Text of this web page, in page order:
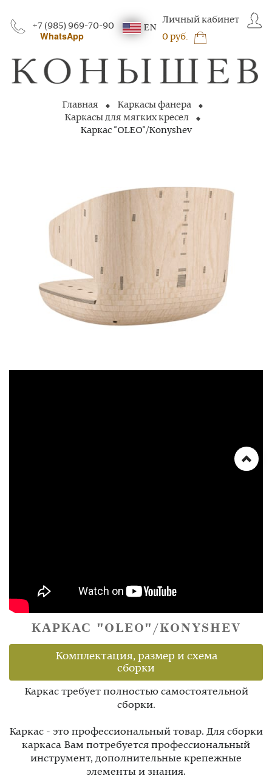
+7 (985) 969-70-90
WhatsApp
EN
Личный кабинет
0 руб.
Главная
Каркасы фанера
Каркасы для мягких кресел
Каркас "OLEO"/Konyshev
КАРКАС "OLEO"/KONYSHEV
Комплектация, размер и схема
сборки
Каркас требует полностью самостоятельной
сборки.
Каркас - это профессиональный товар. Для сборки
каркаса Вам потребуется профессиональный
инструмент, дополнительные крепежные
элементы и знания.